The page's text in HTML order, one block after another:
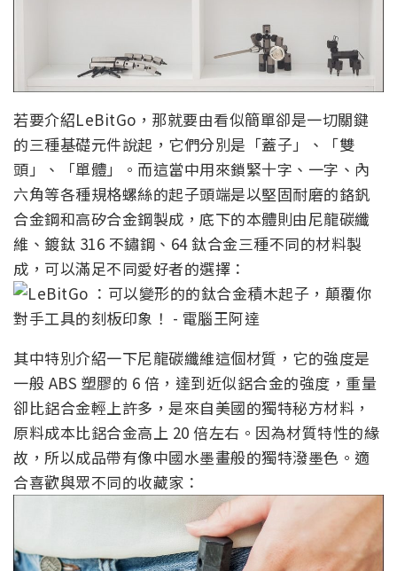
若要介紹LeBitGo，那就要由看似簡單卻是一切關鍵
的三種基礎元件說起，它們分別是「蓋子」、「雙
頭」、「單體」。而這當中用來鎖緊十字、一字、內
六角等各種規格螺絲的起子頭端是以堅固耐磨的鉻釩
合金鋼和高矽合金鋼製成，底下的本體則由尼龍碳纖
維、鍍鈦 316 不鏽鋼、64 鈦合金三種不同的材料製
成，可以滿足不同愛好者的選擇：
其中特別介紹一下尼龍碳纖維這個材質，它的強度是
一般 ABS 塑膠的 6 倍，達到近似鋁合金的強度，重量
卻比鋁合金輕上許多，是來自美國的獨特秘方材料，
原料成本比鋁合金高上 20 倍左右。因為材質特性的緣
故，所以成品帶有像中國水墨畫般的獨特潑墨色。適
合喜歡與眾不同的收藏家：